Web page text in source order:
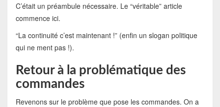
C’était un préambule nécessaire. Le “véritable” article
commence ici.
“La continuité c’est maintenant !” (enfin un slogan politique
qui ne ment pas !).
Retour à la problématique des
commandes
Revenons sur le problème que pose les commandes. On a